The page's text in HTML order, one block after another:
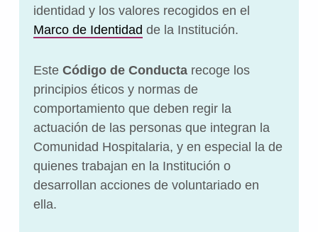
identidad y los valores recogidos en el
Marco de Identidad de la Institución.
Este Código de Conductarecoge los
principios éticos y normas de
comportamiento que deben regir la
actuación de las personas que integran la
Comunidad Hospitalaria, y en especial la de
quienes trabajan en la Institución o
desarrollan acciones de voluntariado en
ella.